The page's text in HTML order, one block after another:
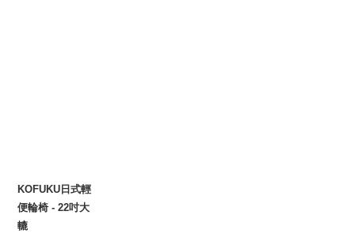
KOFUKU日式輕
便輪椅 - 22吋大
轆